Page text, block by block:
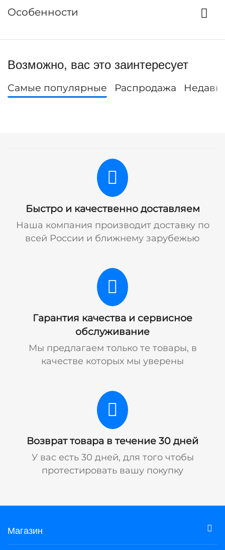
Особенности
Возможно, вас это заинтересует
Самые популярные Распродажа
Быстро и качественно доставляем
Наша компания производит доставку по
всей России и ближнему зарубежью
Гарантия качества и сервисное
обслуживание
Мы предлагаем только те товары, в
качестве которых мы уверены
Возврат товара в течение 30 дней
У вас есть 30 дней, для того чтобы
протестировать вашу покупку
Магазин